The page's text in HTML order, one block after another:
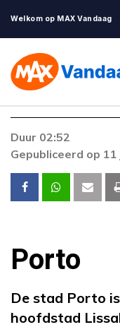
Welkom op MAX Vandaag
Duur 02:52
Gepubliceerd op 11
Porto
De stad Porto
hoofdstad